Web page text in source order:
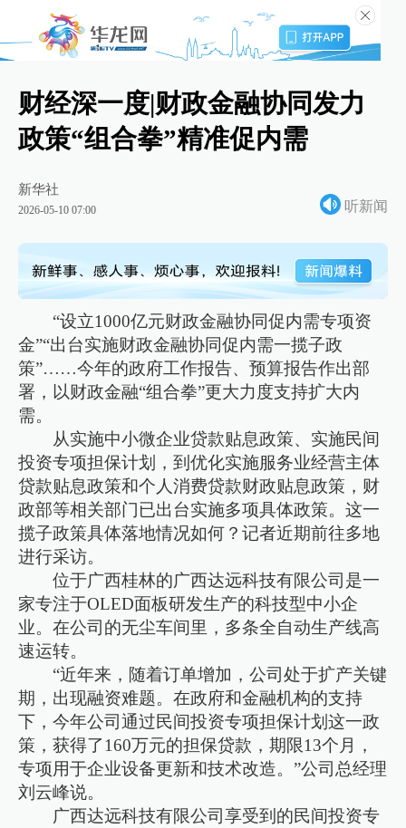
财经深一度|财政金融协同发力
政策“组合拳”精准促内需
新华社
2026-05-10 07:00 听新闻
“设立1000亿元财政金融协同促内需专项资
金”“出台实施财政金融协同促内需一揽子政
策”……今年的政府工作报告、预算报告作出部
署，以财政金融“组合拳”更大力度支持扩大内
需。
从实施中小微企业贷款贴息政策、实施民间
投资专项担保计划，到优化实施服务业经营主体
贷款贴息政策和个人消费贷款财政贴息政策，财
政部等相关部门已出台实施多项具体政策。这一
揽子政策具体落地情况如何？记者近期前往多地
进行采访。
位于广西桂林的广西达远科技有限公司是一
家专注于OLED面板研发生产的科技型中小企
业。在公司的无尘车间里，多条全自动生产线高
速运转。
“近年来，随着订单增加，公司处于扩产关键
期，出现融资难题。在政府和金融机构的支持
下，今年公司通过民间投资专项担保计划这一政
策，获得了160万元的担保贷款，期限13个月，
专项用于企业设备更新和技术改造。”公司总经理
刘云峰说。
广西达远科技有限公司享受到的民间投资专